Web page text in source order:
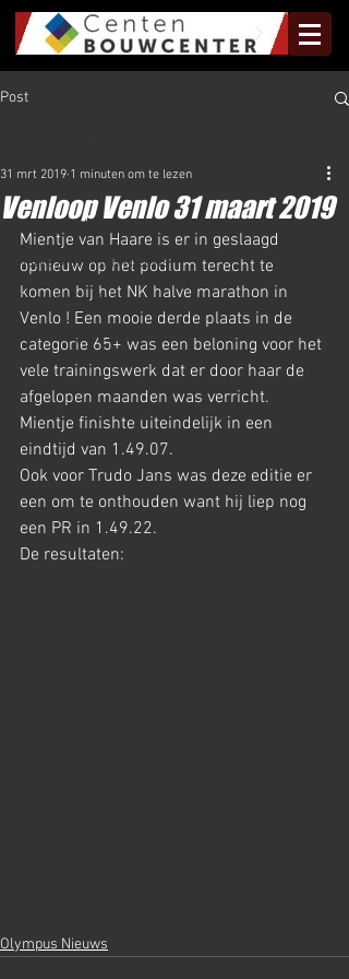
Post
Olympus Nieuws
Halve Marathon Nieuws
Rundje Mill Nieuws
Kuilenloop Nieuws
Venloop Venlo 31 maart 2019
31 mrt 2019 1 minuten om te lezen
Mientje van Haare is er in geslaagd
opnieuw op het podium terecht te
komen bij het NK halve marathon in
Venlo ! Een mooie derde plaats in de
categorie 65+ was een beloning voor het
vele trainingswerk dat er door haar de
afgelopen maanden was verricht.
Mientje finishte uiteindelijk in een
eindtijd van 1.49.07.
Ook voor Trudo Jans was deze editie er
een om te onthouden want hij liep nog
een PR in 1.49.22.
De resultaten:
Olympus Nieuws